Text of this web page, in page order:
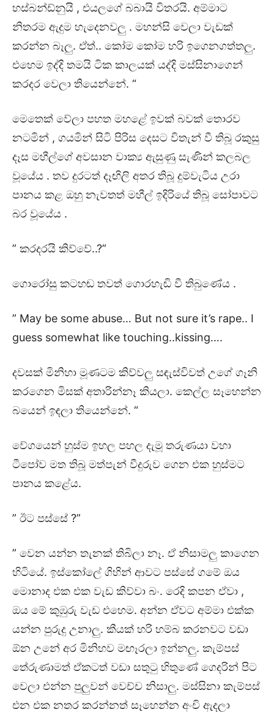
හස්බන්ඩ්නුයි , එයලගේ බබායි විතරයි. අම්මාට
නිතරම ඇදුම හැදෙනවලු . මහන්සි වෙලා වැඩක්
කරන්න බෑලු. ඒත්.. කෝම කෝම හරි ඉගෙනගත්තලු.
එහෙම ඉද්දි තමයි ටික කාලයක් යද්දි මස්සිනාගෙන්
කරදර වෙලා තියෙන්නේ. “
මෙතෙක් වේලා පහත මහළේ ඉවක් බවක් තොරව
නටමින් , ගයමින් සිටි පිරිස දෙසට විතැන් වී තිබූ රකුසු
දෑස මහීල්ගේ අවසාන වාක්‍ය ඇසුණු සැණින් කලබල
වූයේය . තව දුරටත් දෑඟිලි අතර තිබූ දුම්වැටිය උරා
පානය කළ ඔහු නැවතත් මහීල් ඉදිරියේ තිබූ සෝපාවට
බර වූයේය .
” කරදරයි කිව්වේ..?”
ගොරෝසු කටහඬ තවත් ගොරහැඬි වී තිබුණේය .
” May be some abuse… But not sure it’s rape.. I
guess somewhat like touching..kissing….
දවසක් මිනිහා මූණටම කිව්වලු සඳැස්විවත් උගේ ගෑනි
කරගෙන මිසක් අතාරින්නෑ කියලා. කෙල්ල සෑහෙන්න
බයෙන් ඉඳලා තියෙන්නේ. “
වේගයෙන් හුස්ම ඉහල පහල දැමූ තරුණයා වහා
ටීපෝව මත තිබූ මත්පැන් වීදුරුව ගෙන එක හුස්මට
පානය කළේය.
” ඊට පස්සේ ?”
” වෙන යන්න තැනක් තිබිලා නෑ. ඒ නිසාමලු කාගෙන
හිටියේ. ඉස්කෝලේ ගිහින් ආවට පස්සේ ගමේ ඔය
මොනාද එක එක වැඩ කිව්වා බං. රෙදි කපන ඒවා ,
ඔය මේ කුඹුරු වැඩ එහෙම. අන්න ඒවට අම්මා එක්ක
යන්න පුරුදු උනාලු. කීයක් හරි හම්බ කරනවට වඩා
ඕන උනේ අර මිනිහව මඟෑරලා ඉන්නලු. කැම්පස්
තේරුණාමත් ඒකටත් වඩා සතුටු හිතුණේ ගෙදරින් පිට
වෙලා එන්න පුලුවන් වෙච්ච නිසාලු. මස්සිනා කැම්පස්
එන එක නතර කරන්නත් සෑහෙන්න අංචි ඇදලා